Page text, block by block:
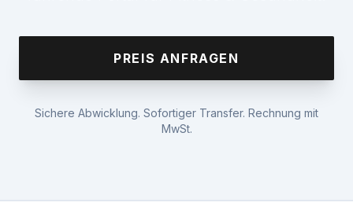
PREIS ANFRAGEN
Sichere Abwicklung. Sofortiger Transfer. Rechnung mit
MwSt.